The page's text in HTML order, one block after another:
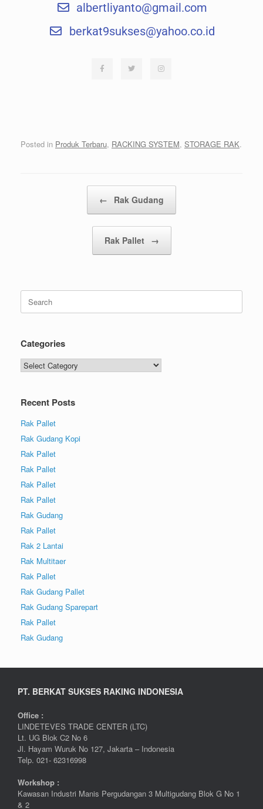
albertliyanto@gmail.com​
berkat9sukses@yahoo.co.id
Posted in Produk Terbaru, RACKING SYSTEM, STORAGE RAK.
← Rak Gudang
Rak Pallet →
Categories
Recent Posts
Rak Pallet
Rak Gudang Kopi
Rak Pallet
Rak Pallet
Rak Pallet
Rak Pallet
Rak Gudang
Rak Pallet
Rak 2 Lantai
Rak Multitaer
Rak Pallet
Rak Gudang Pallet
Rak Gudang Sparepart
Rak Pallet
Rak Gudang
PT. BERKAT SUKSES RAKING INDONESIA
Office :
LINDETEVES TRADE CENTER (LTC)
Lt. UG Blok C2 No 6
Jl. Hayam Wuruk No 127, Jakarta – Indonesia
Telp. 021- 62316998
Workshop :
Kawasan Industri Manis Pergudangan 3 Multigudang Blok G No 1
& 2